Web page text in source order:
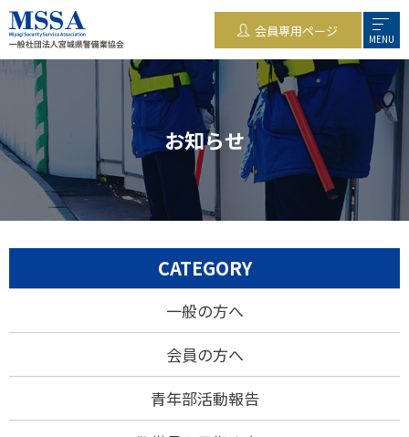
会員専用ページ MENU
お知らせ
CATEGORY
一般の方へ
会員の方へ
青年部活動報告